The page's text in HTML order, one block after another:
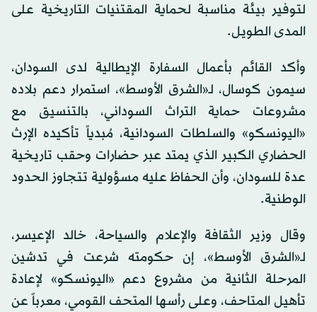
لتوفير بيئة مناسبة لحماية المقتنيات التاريخية على
المدى الطويل.
وأكد القائم بأعمال السفارة الإيطالية لدى السودان،
سيمون كوسال، لـ«الشرق الأوسط»، استمرار دعم بلاده
مشروعات حماية التراث السوداني، بالتنسيق مع
«اليونسكو» والسلطات السودانية، مُبدياً تأكيده الإرث
الحضاري الكبير الذي يمتد عبر حضارات وحقب تاريخية
عدة للسودان، وأن الحفاظ عليه مسؤولية تتجاوز الحدود
الوطنية.
وقال وزير الثقافة والإعلام والسياحة، خالد الإعيسر،
لـ«الشرق الأوسط»، إن حكومته شرعت في تدشين
المرحلة الثانية من مشروع دعم «اليونسكو» لإعادة
تأهيل المتاحف، وعلى رأسها المتحف القومي، معرباً عن